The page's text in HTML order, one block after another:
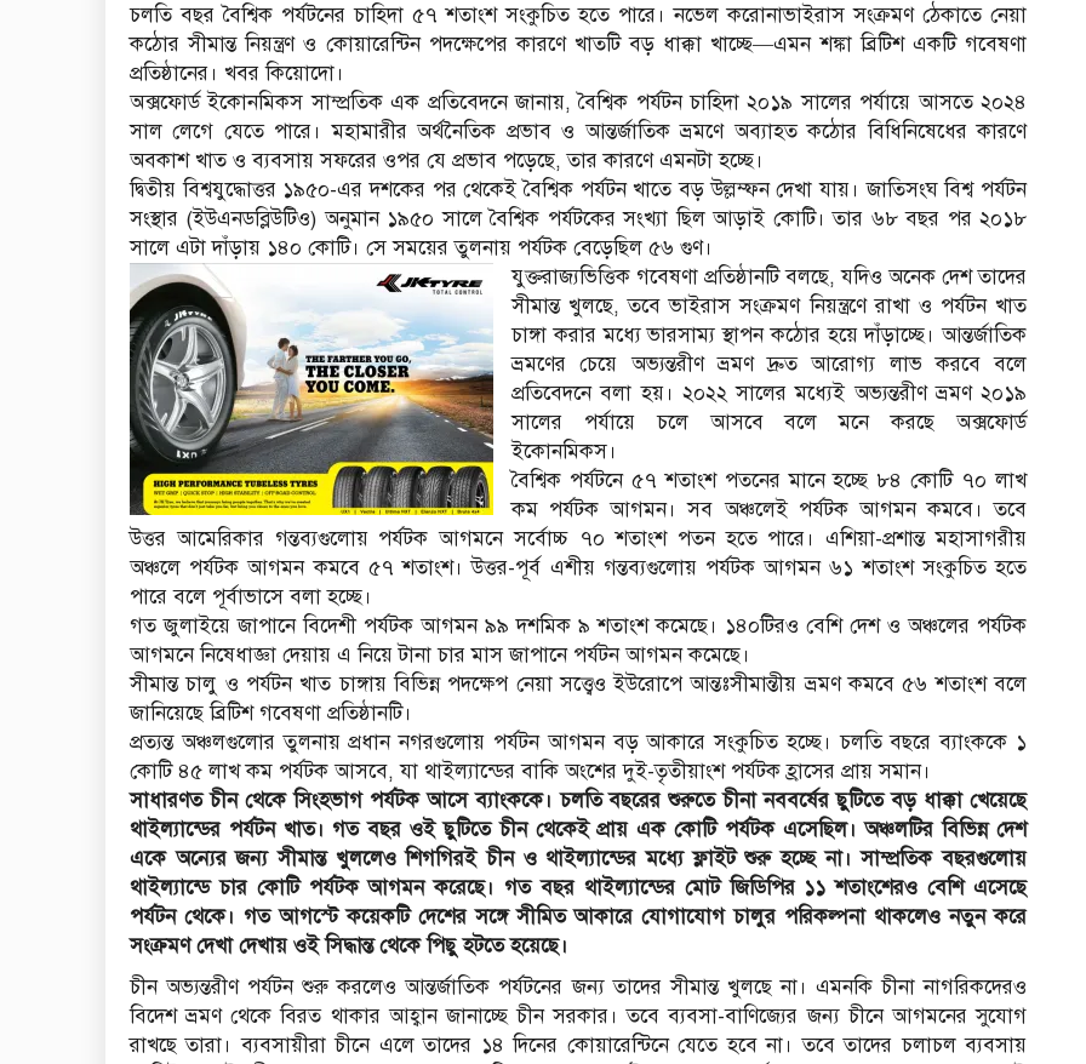
চলতি বছর বৈশ্বিক পর্যটনের চাহিদা ৫৭ শতাংশ সংকুচিত হতে পারে। নভেল করোনাভাইরাস সংক্রমণ ঠেকাতে নেয়া
কঠোর সীমান্ত নিয়ন্ত্রণ ও কোয়ারেন্টিন পদক্ষেপের কারণে খাতটি বড় ধাক্কা খাচ্ছে—এমন শঙ্কা ব্রিটিশ একটি গবেষণা
প্রতিষ্ঠানের। খবর কিয়োদো।
অক্সফোর্ড ইকোনমিকস সাম্প্রতিক এক প্রতিবেদনে জানায়, বৈশ্বিক পর্যটন চাহিদা ২০১৯ সালের পর্যায়ে আসতে ২০২৪
সাল লেগে যেতে পারে। মহামারীর অর্থনৈতিক প্রভাব ও আন্তর্জাতিক ভ্রমণে অব্যাহত কঠোর বিধিনিষেধের কারণে
অবকাশ খাত ও ব্যবসায় সফরের ওপর যে প্রভাব পড়েছে, তার কারণে এমনটা হচ্ছে।
দ্বিতীয় বিশ্বযুদ্ধোত্তর ১৯৫০-এর দশকের পর থেকেই বৈশ্বিক পর্যটন খাতে বড় উল্লম্ফন দেখা যায়। জাতিসংঘ বিশ্ব পর্যটন
সংস্থার (ইউএনডব্লিউটিও) অনুমান ১৯৫০ সালে বৈশ্বিক পর্যটকের সংখ্যা ছিল আড়াই কোটি। তার ৬৮ বছর পর ২০১৮
সালে এটা দাঁড়ায় ১৪০ কোটি। সে সময়ের তুলনায় পর্যটক বেড়েছিল ৫৬ গুণ।
যুক্তরাজ্যভিত্তিক গবেষণা প্রতিষ্ঠানটি বলছে, যদিও অনেক দেশ তাদের
সীমান্ত খুলছে, তবে ভাইরাস সংক্রমণ নিয়ন্ত্রণে রাখা ও পর্যটন খাত
চাঙ্গা করার মধ্যে ভারসাম্য স্থাপন কঠোর হয়ে দাঁড়াচ্ছে। আন্তর্জাতিক
ভ্রমণের চেয়ে অভ্যন্তরীণ ভ্রমণ দ্রুত আরোগ্য লাভ করবে বলে
প্রতিবেদনে বলা হয়। ২০২২ সালের মধ্যেই অভ্যন্তরীণ ভ্রমণ ২০১৯
সালের পর্যায়ে চলে আসবে বলে মনে করছে অক্সফোর্ড
ইকোনমিকস।
বৈশ্বিক পর্যটনে ৫৭ শতাংশ পতনের মানে হচ্ছে ৮৪ কোটি ৭০ লাখ
কম পর্যটক আগমন। সব অঞ্চলেই পর্যটক আগমন কমবে। তবে
উত্তর আমেরিকার গন্তব্যগুলোয় পর্যটক আগমনে সর্বোচ্চ ৭০ শতাংশ পতন হতে পারে। এশিয়া-প্রশান্ত মহাসাগরীয়
অঞ্চলে পর্যটক আগমন কমবে ৫৭ শতাংশ। উত্তর-পূর্ব এশীয় গন্তব্যগুলোয় পর্যটক আগমন ৬১ শতাংশ সংকুচিত হতে
পারে বলে পূর্বাভাসে বলা হচ্ছে।
গত জুলাইয়ে জাপানে বিদেশী পর্যটক আগমন ৯৯ দশমিক ৯ শতাংশ কমেছে। ১৪০টিরও বেশি দেশ ও অঞ্চলের পর্যটক
আগমনে নিষেধাজ্ঞা দেয়ায় এ নিয়ে টানা চার মাস জাপানে পর্যটন আগমন কমেছে।
সীমান্ত চালু ও পর্যটন খাত চাঙ্গায় বিভিন্ন পদক্ষেপ নেয়া সত্ত্বেও ইউরোপে আন্তঃসীমান্তীয় ভ্রমণ কমবে ৫৬ শতাংশ বলে
জানিয়েছে ব্রিটিশ গবেষণা প্রতিষ্ঠানটি।
প্রত্যন্ত অঞ্চলগুলোর তুলনায় প্রধান নগরগুলোয় পর্যটন আগমন বড় আকারে সংকুচিত হচ্ছে। চলতি বছরে ব্যাংককে ১
কোটি ৪৫ লাখ কম পর্যটক আসবে, যা থাইল্যান্ডের বাকি অংশের দুই-তৃতীয়াংশ পর্যটক হ্রাসের প্রায় সমান।
সাধারণত চীন থেকে সিংহভাগ পর্যটক আসে ব্যাংককে। চলতি বছরের শুরুতে চীনা নববর্ষের ছুটিতে বড় ধাক্কা খেয়েছে
থাইল্যান্ডের পর্যটন খাত। গত বছর ওই ছুটিতে চীন থেকেই প্রায় এক কোটি পর্যটক এসেছিল। অঞ্চলটির বিভিন্ন দেশ
একে অন্যের জন্য সীমান্ত খুললেও শিগগিরই চীন ও থাইল্যান্ডের মধ্যে ফ্লাইট শুরু হচ্ছে না। সাম্প্রতিক বছরগুলোয়
থাইল্যান্ডে চার কোটি পর্যটক আগমন করেছে। গত বছর থাইল্যান্ডের মোট জিডিপির ১১ শতাংশেরও বেশি এসেছে
পর্যটন থেকে। গত আগস্টে কয়েকটি দেশের সঙ্গে সীমিত আকারে যোগাযোগ চালুর পরিকল্পনা থাকলেও নতুন করে
সংক্রমণ দেখা দেখায় ওই সিদ্ধান্ত থেকে পিছু হটতে হয়েছে।
চীন অভ্যন্তরীণ পর্যটন শুরু করলেও আন্তর্জাতিক পর্যটনের জন্য তাদের সীমান্ত খুলছে না। এমনকি চীনা নাগরিকদেরও
বিদেশ ভ্রমণ থেকে বিরত থাকার আহ্বান জানাচ্ছে চীন সরকার। তবে ব্যবসা-বাণিজ্যের জন্য চীনে আগমনের সুযোগ
রাখছে তারা। ব্যবসায়ীরা চীনে এলে তাদের ১৪ দিনের কোয়ারেন্টিনে যেতে হবে না। তবে তাদের চলাচল ব্যবসায়